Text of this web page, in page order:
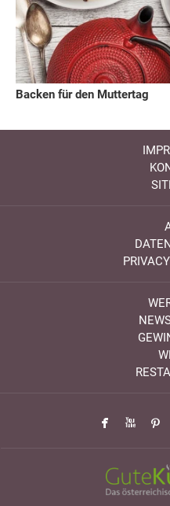
Backen für den Muttertag